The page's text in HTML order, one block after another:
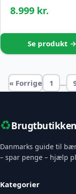
8.999 kr.
Se produkt →
« Forrige 1 …
♻️Brugtbutikken
Danmarks guide til
– spar penge – hjælp
Kategorier